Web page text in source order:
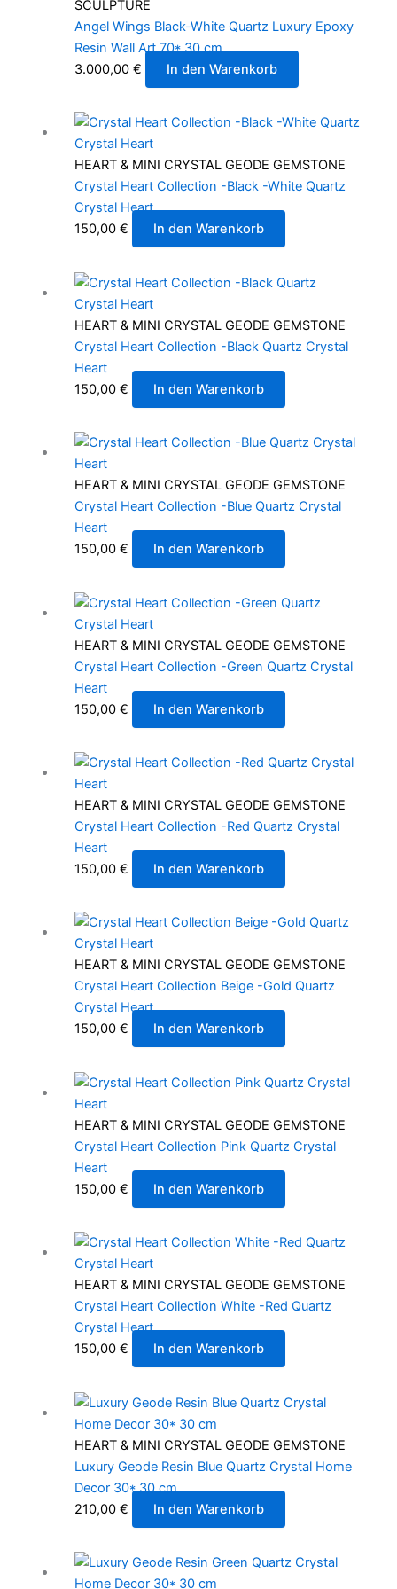
SCULPTURE
Angel Wings Black-White Quartz Luxury Epoxy
Resin Wall Art 70* 30 cm
3.000,00 € In den Warenkorb
HEART & MINI CRYSTAL GEODE GEMSTONE
Crystal Heart Collection -Black -White Quartz
Crystal Heart
150,00 € In den Warenkorb
HEART & MINI CRYSTAL GEODE GEMSTONE
Crystal Heart Collection -Black Quartz Crystal
Heart
150,00 € In den Warenkorb
HEART & MINI CRYSTAL GEODE GEMSTONE
Crystal Heart Collection -Blue Quartz Crystal
Heart
150,00 € In den Warenkorb
HEART & MINI CRYSTAL GEODE GEMSTONE
Crystal Heart Collection -Green Quartz Crystal
Heart
150,00 € In den Warenkorb
HEART & MINI CRYSTAL GEODE GEMSTONE
Crystal Heart Collection -Red Quartz Crystal
Heart
150,00 € In den Warenkorb
HEART & MINI CRYSTAL GEODE GEMSTONE
Crystal Heart Collection Beige -Gold Quartz
Crystal Heart
150,00 € In den Warenkorb
HEART & MINI CRYSTAL GEODE GEMSTONE
Crystal Heart Collection Pink Quartz Crystal
Heart
150,00 € In den Warenkorb
HEART & MINI CRYSTAL GEODE GEMSTONE
Crystal Heart Collection White -Red Quartz
Crystal Heart
150,00 € In den Warenkorb
HEART & MINI CRYSTAL GEODE GEMSTONE
Luxury Geode Resin Blue Quartz Crystal Home
Decor 30* 30 cm
210,00 € In den Warenkorb